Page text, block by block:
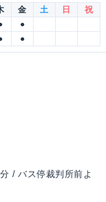
金 土 日
祝
●
●
/ バス停裁判所前よ